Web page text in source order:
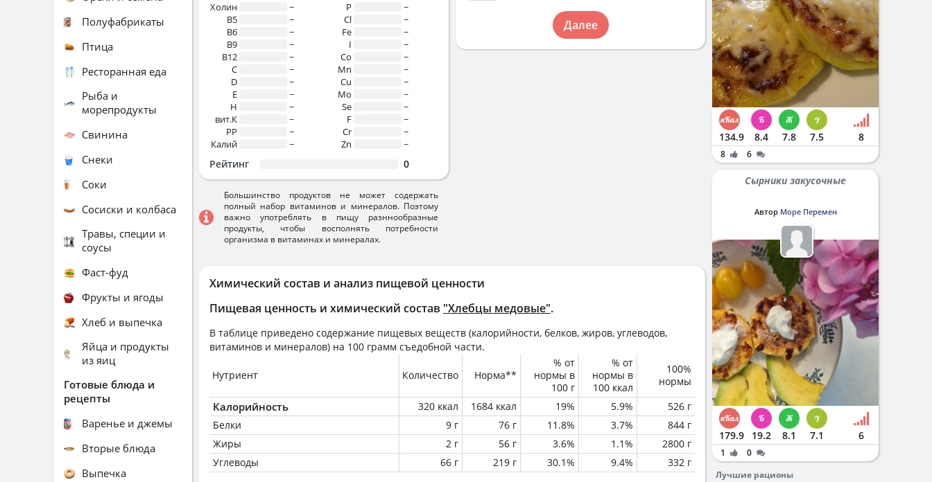
Химический состав и анализ пищевой ценности
Пищевая ценность и химический состав "Хлебцы медовые".
В таблице приведено содержание пищевых веществ (калорийности, белков, жиров, углеводов,
витаминов и минералов) на 100 грамм съедобной части.
Нутриент Количество Норма**
% от
нормы в
100 г
% от
нормы в
100 ккал
100%
нормы
Калорийность 320 ккал 1684 ккал 19% 5.9%
526 г
Белки
9 г 76 г 11.8% 3.7%
844 г
Жиры
2 г 56 г 3.6% 1.1%
2800 г
Углеводы
66 г 219 г 30.1% 9.4% 332 г
Холин
~
B5
~
B6
~
B9
~
B12
~
C
~
D
~
E
~
H
~
вит.К
~
PP
~
Калий
~
P
~
Cl
~
Fe
~
I
~
Co
~
Mn
~
Cu
~
Mo
~
Se
~
F
~
Cr
~
Zn
~
Рейтинг 0
Большинство продуктов не может содержать
полный набор витаминов и минералов. Поэтому
важно употреблять в пищу разннообразные
продукты, чтобы восполнять потребности
организма в витаминах и минералах.
Далее
Полуфабрикаты
Птица
Ресторанная еда
Рыба и
морепродукты
Свинина
Снеки
Соки
Сосиски и колбаса
Травы, специи и
соусы
Фаст-фуд
Фрукты и ягоды
Хлеб и выпечка
Яйца и продукты
из яиц
Готовые блюда и
рецепты
Варенье и джемы
Вторые блюда
Выпечка
134.9 8.4 7.8 7.5 8
8 6
Сырники закусочные
Автор Море Перемен
179.9 19.2 8.1 7.1 6
1
0
Лучшие рационы